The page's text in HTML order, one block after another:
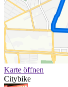
Karte öffnen
Citybike